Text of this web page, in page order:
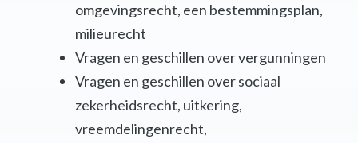
omgevingsrecht, een bestemmingsplan,
milieurecht
Vragen en geschillen over vergunningen
Vragen en geschillen over sociaal
zekerheidsrecht, uitkering,
vreemdelingenrecht,